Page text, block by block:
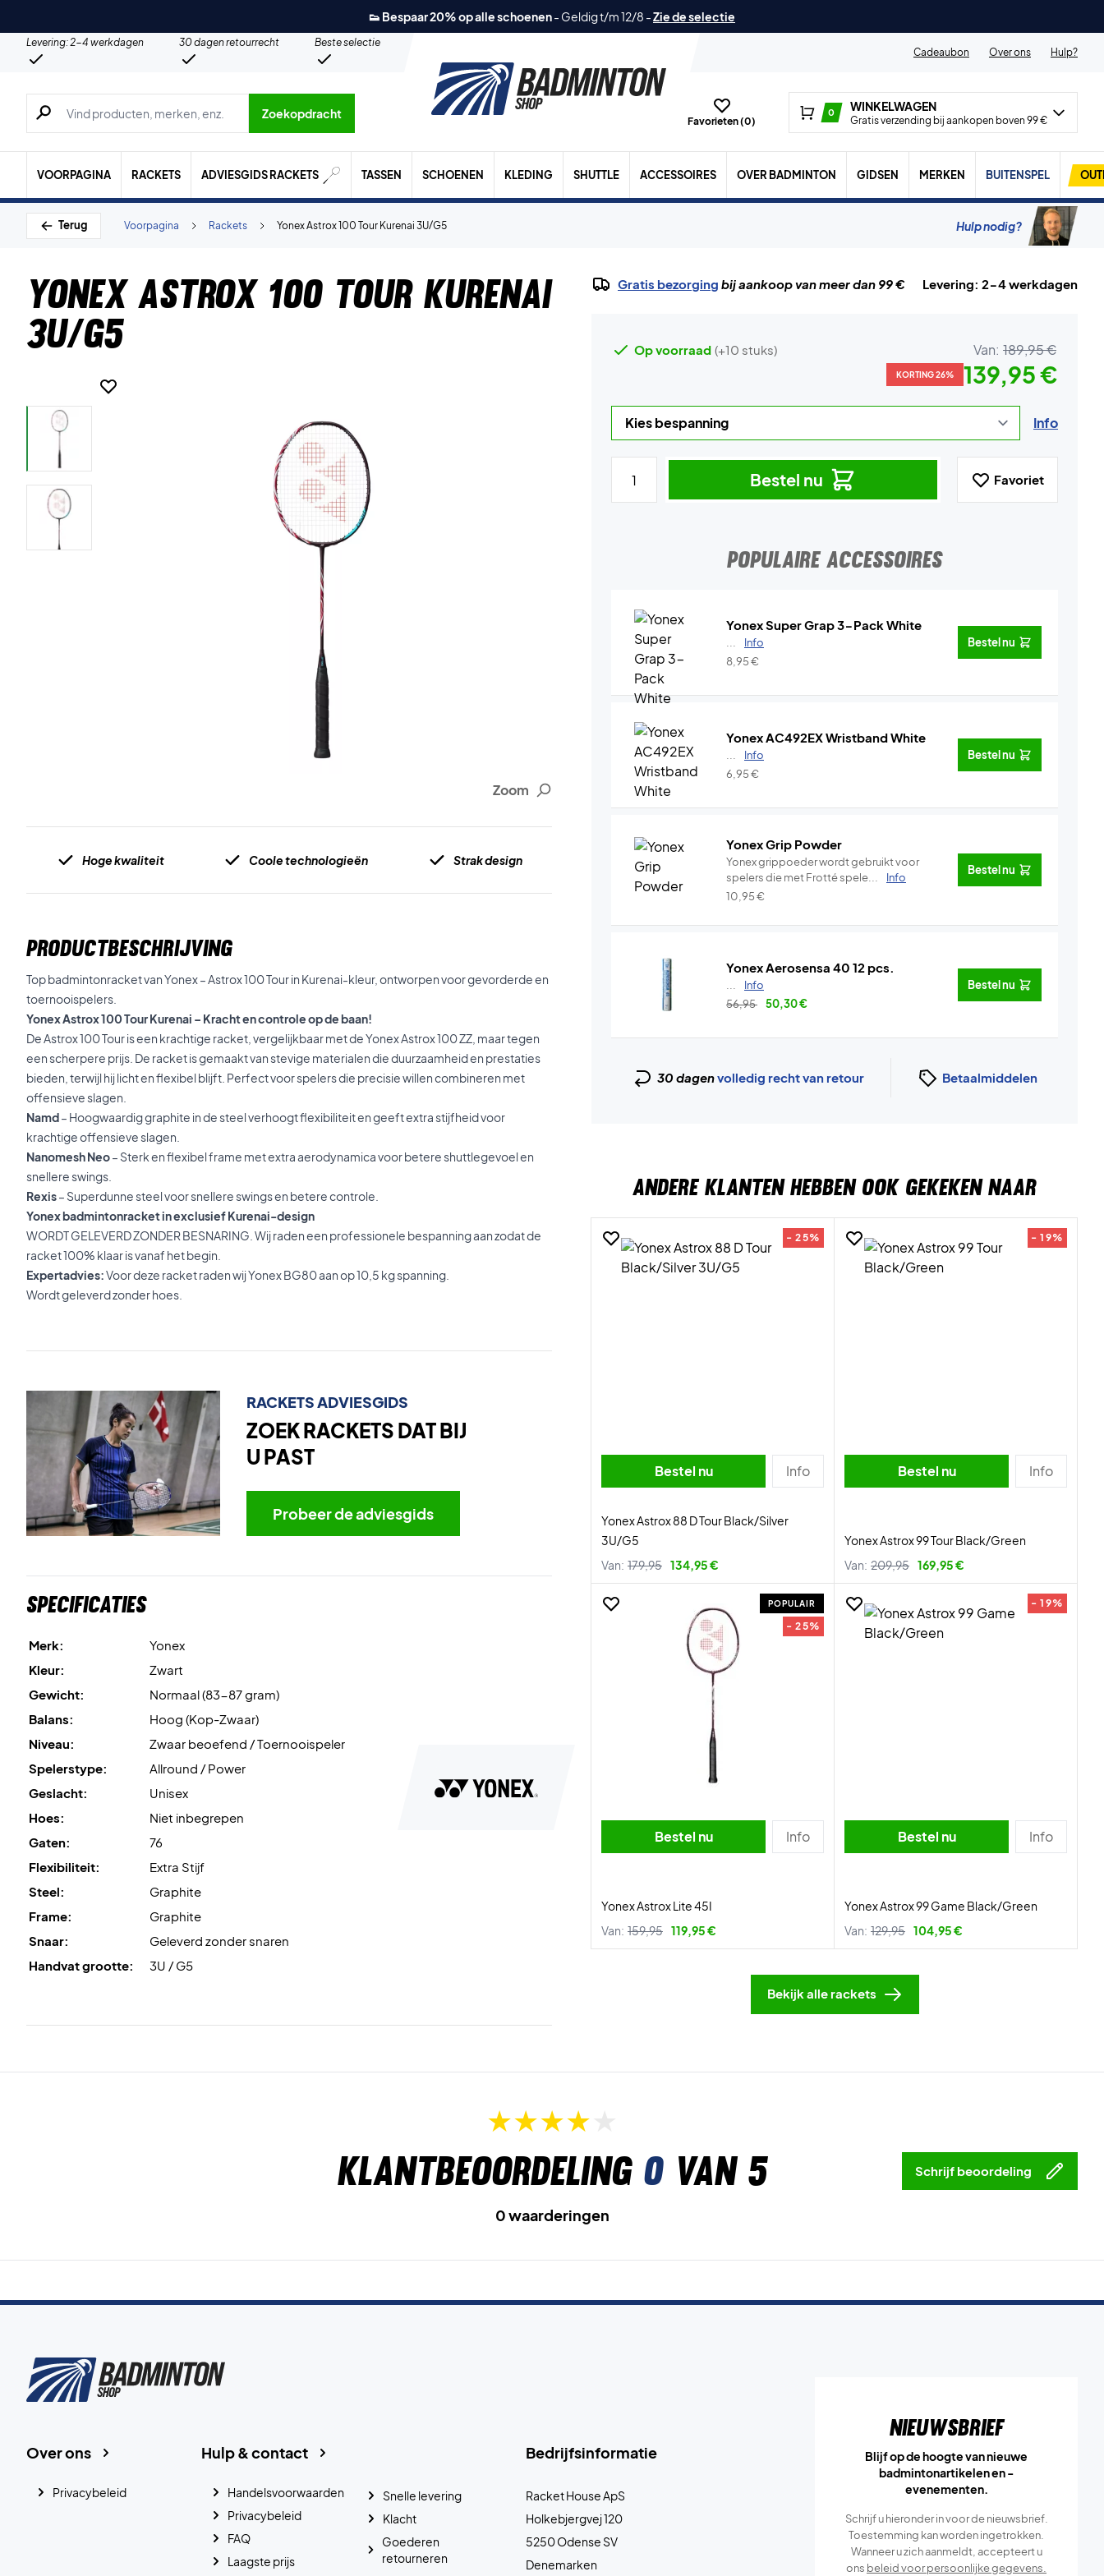
👟 Bespaar 20% op alle schoenen- Geldig t/m 12/8 -Zie de selectie
Levering: 2-4 werkdagen 30 dagen retourrecht
Beste selectie
Cadeaubon
Over ons Hulp?
Zoeken naar producten, merken etc.
Zoekopdracht
Favorieten (0)
0 WINKELWAGEN
Gratis verzending bij aankopen boven 99 €
VOORPAGINA RACKETS ADVIESGIDS RACKETS TASSEN SCHOENEN KLEDING SHUTTLE ACCESSOIRES OVER BADMINTON GIDSEN MERKEN BUITENSPEL
Terug Yonex Astrox 100 Tour Kurenai 3U/G5
Rackets
Voorpagina Hulp nodig?
Yonex Astrox 100 Tour Kurenai
3U/G5
Zoom
Hoge kwaliteit Coole technologieën Strak design
PRODUCTBESCHRIJVING
Top badmintonracket van Yonex – Astrox 100 Tour in Kurenai-kleur, ontworpen voor gevorderde en
toernooispelers.
Yonex Astrox 100 Tour Kurenai – Kracht en controle op de baan!
De Astrox 100 Tour is een krachtige racket, vergelijkbaar met de Yonex Astrox 100 ZZ, maar tegen
een scherpere prijs. De racket is gemaakt van stevige materialen die duurzaamheid en prestaties
bieden, terwijl hij licht en flexibel blijft. Perfect voor spelers die precisie willen combineren met
offensieve slagen.
Namd– Hoogwaardig graphite in de steel verhoogt flexibiliteit en geeft extra stijfheid voor
krachtige offensieve slagen.
Nanomesh Neo– Sterk en flexibel frame met extra aerodynamica voor betere shuttlegevoel en
snellere swings.
Rexis– Superdunne steel voor snellere swings en betere controle.
Yonex badmintonracket in exclusief Kurenai-design
WORDT GELEVERD ZONDER BESNARING. Wij raden een professionele bespanning aan zodat de
racket 100% klaar is vanaf het begin.
Expertadvies:Voor deze racket raden wij Yonex BG80 aan op 10,5 kg spanning.
Wordt geleverd zonder hoes.
RACKETS ADVIESGIDS
ZOEK RACKETS DAT BIJ
U PAST
Probeer de adviesgids
Specificaties
Merk:
Yonex
Kleur:
Zwart
Gewicht:
Normaal (83-87 gram)
Balans:
Hoog (Kop-Zwaar)
Niveau:
Zwaar beoefend / Toernooispeler
Spelerstype:
Allround / Power
Geslacht:
Unisex
Hoes:
Niet inbegrepen
Gaten:
76
Flexibiliteit:
Extra Stijf
Steel:
Graphite
Frame:
Graphite
Snaar:
Geleverd zonder snaren
Handvat grootte:
3U / G5
Gratis bezorging bij aankoop van meer dan 99 € Levering: 2-4 werkdagen
Op voorraad (+10 stuks) Van: 189,95 €
KORTING 26% 139,95 €
Info
Bestel nu Favoriet
POPULAIRE ACCESSOIRES
Yonex Super Grap 3-Pack White
Info
8,95€
Bestel nu
Yonex AC492EX Wristband White
Info
6,95€
Bestel nu
Yonex Grip Powder
Yonex grippoeder wordt gebruikt voor
spelers die met Frotté spele...
Info
10,95€
Bestel nu
Yonex Aerosensa 40 12 pcs.
Info
56,95
50,30€
Bestel nu
30 dagenvolledig recht van retour Betaalmiddelen
ANDERE KLANTEN HEBBEN OOK GEKEKEN NAAR
- 25%
Bestel nu Info
Yonex Astrox 88 D Tour Black/Silver
3U/G5
Van: 179,95 134,95 €
- 19%
Bestel nu Info
Yonex Astrox 99 Tour Black/Green
Van: 209,95 169,95 €
POPULAIR
- 25%
Bestel nu Info
Yonex Astrox Lite 45I
Van: 159,95 119,95 €
- 19%
Bestel nu Info
Yonex Astrox 99 Game Black/Green
Van: 129,95 104,95 €
Bekijk alle rackets
Klantbeoordeling 0van 5 Schrijf beoordeling
0 waarderingen
Bedrijfsinformatie
Racket House ApS
Holkebjergvej 120
5250 Odense SV
Denemarken
Hulp & contact
Handelsvoorwaarden
Privacybeleid
FAQ
Laagste prijs
Snelle levering
Klacht
Goederen
retourneren
Over ons
Privacybeleid
Nieuwsbrief
Blijf op de hoogte van nieuwe
badmintonartikelen en -
evenementen.
Schrijf u hieronder in voor de nieuwsbrief.
Toestemming kan worden ingetrokken.
Wanneer u zich aanmeldt, accepteert u
ons beleid voor persoonlijke gegevens.